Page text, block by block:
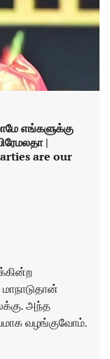
எங்களுக்கு
|
are our
அந்த
வழங்குவோம்.